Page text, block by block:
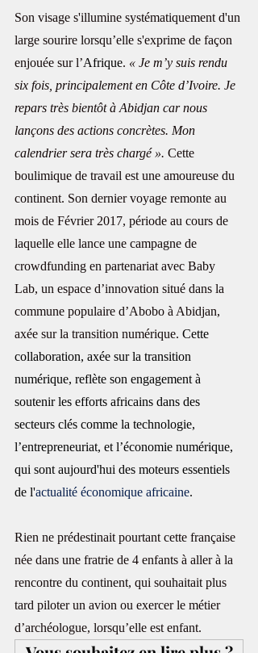
Son visage s'illumine systématiquement d'un
large sourire lorsqu’elle s'exprime de façon
enjouée sur l’Afrique. « Je m’y suis rendu
six fois, principalement en Côte d’Ivoire. Je
repars très bientôt à Abidjan car nous
lançons des actions concrètes. Mon
calendrier sera très chargé ». Cette
boulimique de travail est une amoureuse du
continent. Son dernier voyage remonte au
mois de Février 2017, période au cours de
laquelle elle lance une campagne de
crowdfunding en partenariat avec Baby
Lab, un espace d’innovation situé dans la
commune populaire d’Abobo à Abidjan,
axée sur la transition numérique. Cette
collaboration, axée sur la transition
numérique, reflète son engagement à
soutenir les efforts africains dans des
secteurs clés comme la technologie,
l’entrepreneuriat, et l’économie numérique,
qui sont aujourd'hui des moteurs essentiels
de l'actualité économique africaine.
Rien ne prédestinait pourtant cette française
née dans une fratrie de 4 enfants à aller à la
rencontre du continent, qui souhaitait plus
tard piloter un avion ou exercer le métier
d’archéologue, lorsqu’elle est enfant.